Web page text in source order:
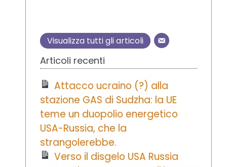
Visualizza tutti gli articoli
Articoli recenti
Attacco ucraino (?) alla
stazione GAS di Sudzha: la UE
teme un duopolio energetico
USA-Russia, che la
strangolerebbe.
Verso il disgelo USA Russia